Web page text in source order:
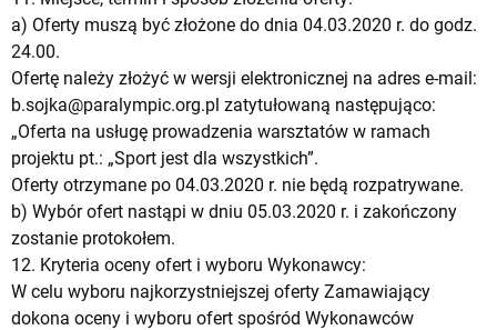
a) Oferty muszą być złożone do dnia 04.03.2020 r. do godz.
24.00.
Ofertę należy złożyć w wersji elektronicznej na adres e-mail:
b.sojka@paralympic.org.pl zatytułowaną następująco:
„Oferta na usługę prowadzenia warsztatów w ramach
projektu pt.: „Sport jest dla wszystkich”.
Oferty otrzymane po 04.03.2020 r. nie będą rozpatrywane.
b) Wybór ofert nastąpi w dniu 05.03.2020 r. i zakończony
zostanie protokołem.
12. Kryteria oceny ofert i wyboru Wykonawcy:
W celu wyboru najkorzystniejszej oferty Zamawiający
dokona oceny i wyboru ofert spośród Wykonawców